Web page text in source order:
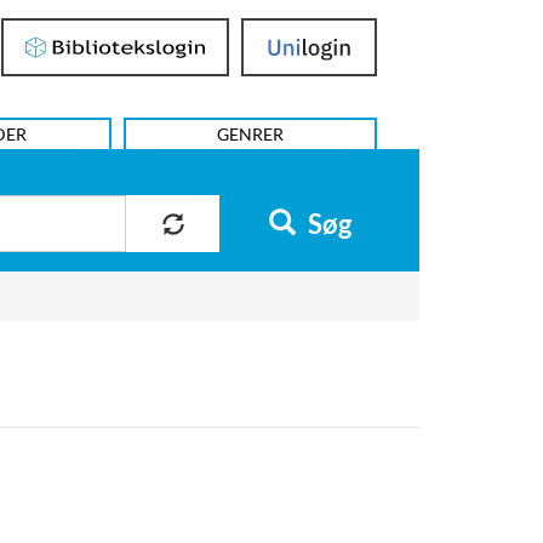
Bibliotekslogin UniLogin
GENRER
Søg